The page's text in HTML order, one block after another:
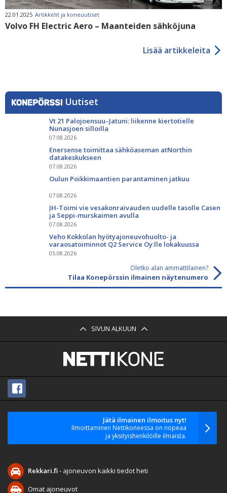
22.01.2025 Artikkelit ja koneuutiset
Volvo FH Electric Aero – Maanteiden sähköjuna
Lisää artikkeleita
Uutiset
Vt 21 Palojoensuu–Jatuni: liikenne kiertotielle
Nunasjoen silloilla
07.08.2026
Enersense toimittaa sähköaseman atNorthin
datakeskukseen
07.08.2026
Oulun Poikkimaantien parantaminen jatkuu
07.08.2026
JH-Toimi vie vesakonraivauden uudelle tasolle Casen
ja Seppi-murskaimen avulla
07.08.2026
Veho Kokkolan hyötyajoneuvohuolto- ja
varaosatoiminnot Q2 Service Oy:lle lokakuussa
05.08.2026
Oletko alan ammattilainen?
Tilaa Konepörssin ilmainen näytenumero
SIVUN ALKUUN
Jätä ilmainen ilmoitus nyt!
Ilmoittaminen Nettikoneessa on nopeaa
ja yksityishenkilöille ilmaista.
Rekkari.fi- ajoneuvon kaikki tiedot heti
Omat ajoneuvot